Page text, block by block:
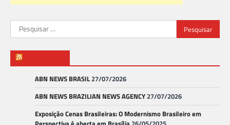
Pesquisar
por:
ABN NEWS BRASIL27/07/2026
ABN NEWS BRAZILIAN NEWS AGENCY27/07/2026
Exposição Cenas Brasileiras: O Modernismo Brasileiro em